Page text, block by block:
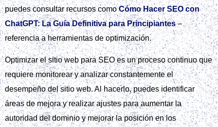
puedes consultar recursos comoCómo Hacer SEO con
ChatGPT: La Guía Definitiva para Principiantes–
referencia a herramientas de optimización.
Optimizar el sitio web para SEO es un proceso continuo que
requiere monitorear y analizar constantemente el
desempeño del sitio web. Al hacerlo, puedes identificar
áreas de mejora y realizar ajustes para aumentar la
autoridad del dominio y mejorar la posición en los